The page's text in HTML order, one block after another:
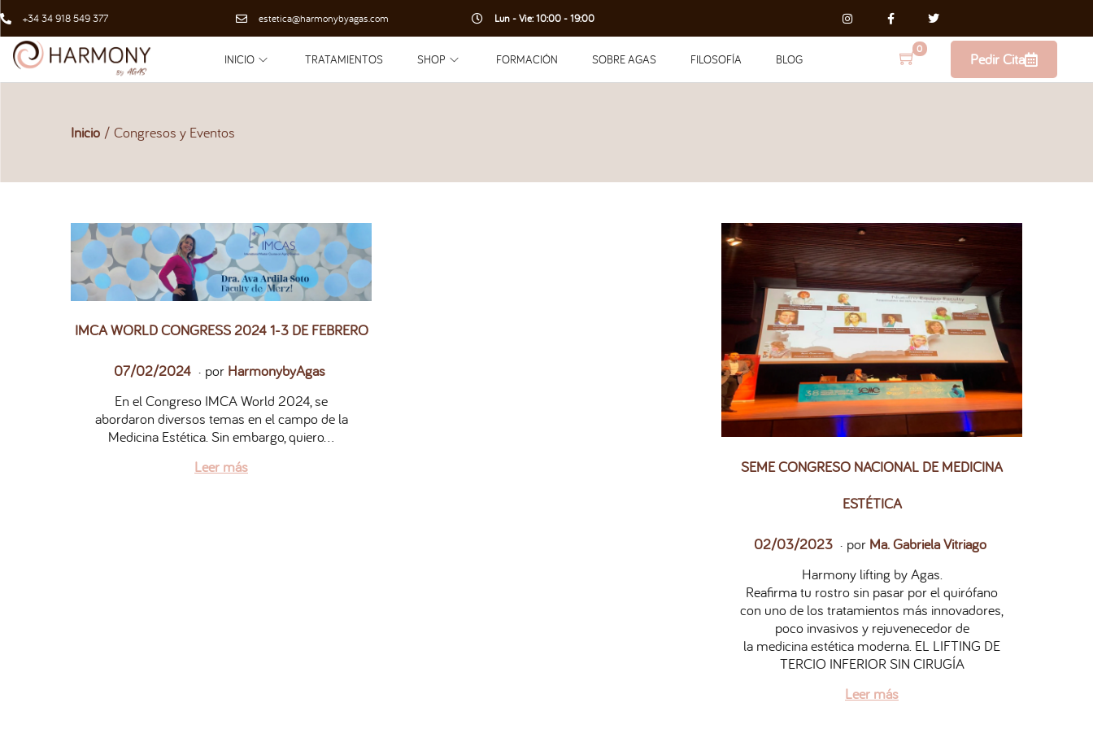
+34 34 918 549 377 estetica@harmonybyagas.com Lun - Vie: 10:00 - 19:00
INICIO TRATAMIENTOS SHOP FORMACIÓN SOBRE AGAS FILOSOFÍA BLOG
0
Pedir Cita
Inicio / Congresos y Eventos
IMCA WORLD CONGRESS 2024 1-3 DE FEBRERO
P
b
l
i
07/02/2024 1
/
1
2
/
2
. por HarmonybyAgas
En el Congreso IMCA World 2024, se
abordaron diversos temas en el campo de la
Medicina Estética. Sin embargo, quiero…
Leer más
SEME CONGRESO NACIONAL DE MEDICINA
ESTÉTICA
P
l
i
a
02/03/2023 2
/
0
5
/
2
0
por Ma. Gabriela Vitriago
Harmony lifting by Agas.
Reafirma tu rostro sin pasar por el quirófano
con uno de los tratamientos más innovadores,
poco invasivos y rejuvenecedor de
la medicina estética moderna. EL LIFTING DE
TERCIO INFERIOR SIN CIRUGÍA
Leer más